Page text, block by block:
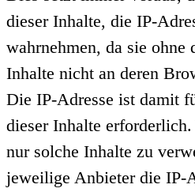
dieser Inhalte, die IP-
wahrnehmen, da sie ohne
Inhalte nicht an deren
Die IP-Adresse ist damit
dieser Inhalte
nur solche Inhalte zu
jeweilige Anbieter die IP-